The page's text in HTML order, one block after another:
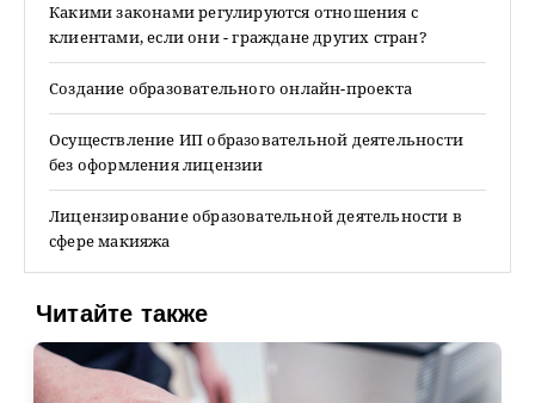
Какими законами регулируются отношения с
клиентами, если они - граждане других стран?
Создание образовательного онлайн-проекта
Осуществление ИП образовательной деятельности
без оформления лицензии
Лицензирование образовательной деятельности в
сфере макияжа
Читайте также